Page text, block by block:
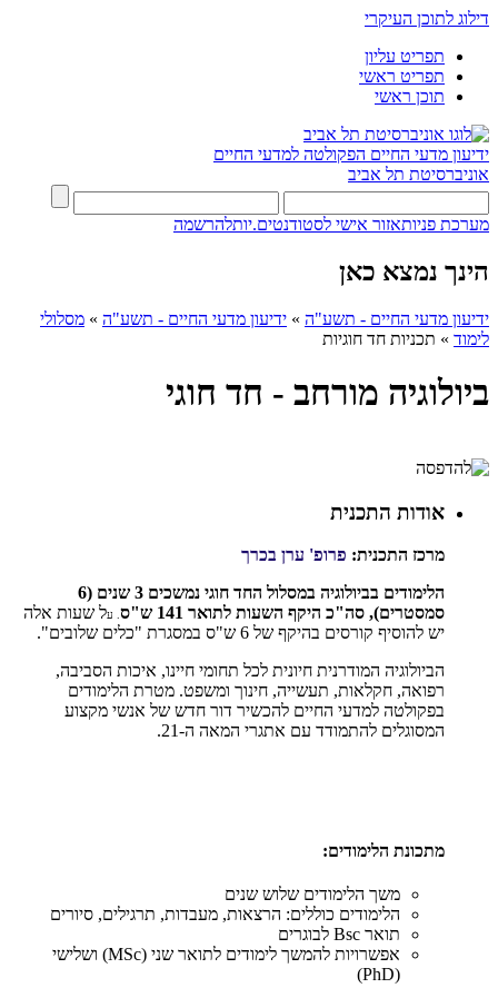
דילוג לתוכן העיקרי
תפריט עליון
תפריט ראשי
תוכן ראשי
ידיעון מדעי החיים הפקולטה למדעי החיים
אוניברסיטת תל אביב
מערכת פניותאזור אישי לסטודנטים.יותלהרשמה
הינך נמצא כאן
ידיעון מדעי החיים - תשע"ה » ידיעון מדעי החיים - תשע"ה » מסלולי
לימוד » תכניות חד חוגיות
ביולוגיה מורחב - חד חוגי
אודות התכנית
מרכז התכנית: פרופ' ערן בכרך
הלימודים בביולוגיה במסלול החד חוגי נמשכים 3 שנים (6
סמסטרים), סה"כ היקף השעות לתואר 141 ש"ס
. על שעות אלה
יש להוסיף קורסים בהיקף של 6 ש"ס במסגרת "כלים שלובים".
הביולוגיה המודרנית חיונית לכל תחומי חיינו, איכות הסביבה,
רפואה, חקלאות, תעשייה, חינוך ומשפט. מטרת הלימודים
בפקולטה למדעי החיים להכשיר דור חדש של אנשי מקצוע
המסוגלים להתמודד עם אתגרי המאה ה-21.
מתכונת הלימודים:
משך הלימודים שלוש שנים
הלימודים כוללים: הרצאות, מעבדות, תרגילים, סיורים
תואר Bsc לבוגרים
אפשרויות להמשך לימודים לתואר שני (MSc) ושלישי
(PhD)